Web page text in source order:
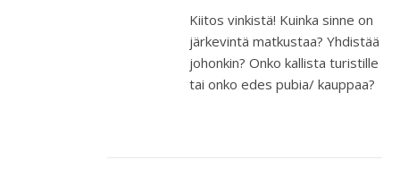
Kiitos vinkistä! Kuinka sinne on
järkevintä matkustaa? Yhdistää
johonkin? Onko kallista turistille
tai onko edes pubia/ kauppaa?